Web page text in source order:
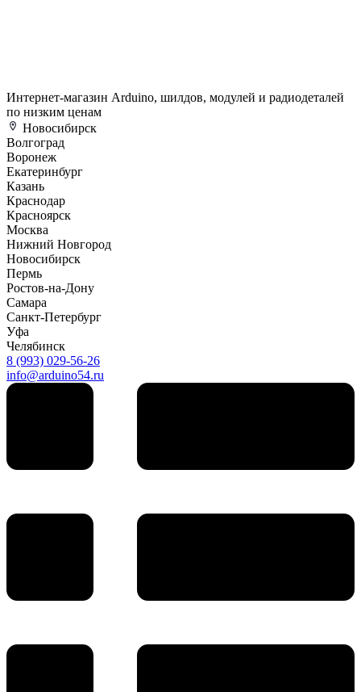
Интернет-магазин Arduino, шилдов, модулей и радиодеталей
по низким ценам
Новосибирск
Волгоград
Воронеж
Екатеринбург
Казань
Краснодар
Красноярск
Москва
Нижний Новгород
Новосибирск
Пермь
Ростов-на-Дону
Самара
Санкт-Петербург
Уфа
Челябинск
8 (993) 029-56-26
info@arduino54.ru